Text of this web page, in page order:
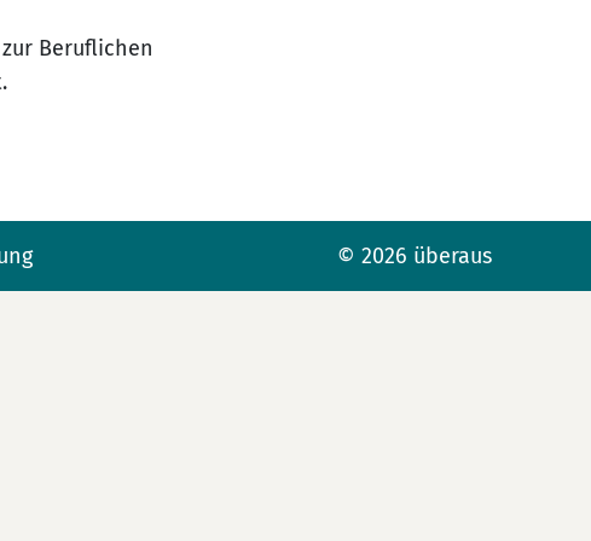
Beruflichen
© 2026 überaus